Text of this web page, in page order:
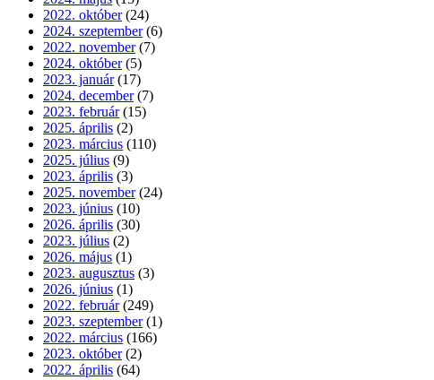
2022. október (24)
2024. szeptember (6)
2022. november (7)
2024. október (5)
2023. január (17)
2024. december (7)
2023. február (15)
2025. április (2)
2023. március (110)
2025. július (9)
2023. április (3)
2025. november (24)
2023. június (10)
2026. április (30)
2023. július (2)
2026. május (1)
2023. augusztus (3)
2026. június (1)
2022. február (249)
2023. szeptember (1)
2022. március (166)
2023. október (2)
2022. április (64)